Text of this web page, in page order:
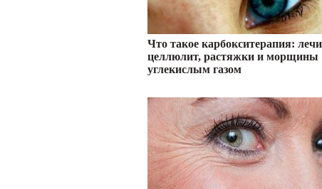
Что такое карбокситерапия:
целлюлит, растяжки и морщины
углекислым газом